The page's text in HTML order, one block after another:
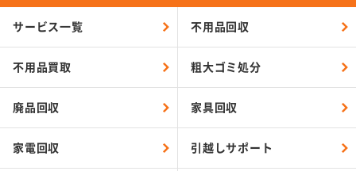
サービス一覧 不用品回収
不用品買取 粗大ゴミ処分
廃品回収 家具回収
家電回収 引越しサポート